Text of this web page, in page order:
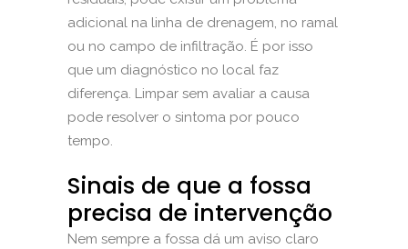
adicional na linha de drenagem, no ramal
ou no campo de infiltração. É por isso
que um diagnóstico no local faz
diferença. Limpar sem avaliar a causa
pode resolver o sintoma por pouco
tempo.
Sinais de que a fossa
precisa de intervenção
Nem sempre a fossa dá um aviso claro